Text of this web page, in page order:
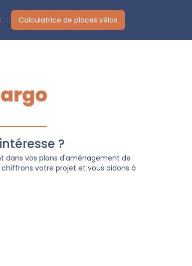
Calculatrice de places vélos
?
dans vos plans d'aménagement de
votre projet et vous aidons à